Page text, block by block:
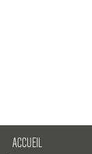
ACCUEIL